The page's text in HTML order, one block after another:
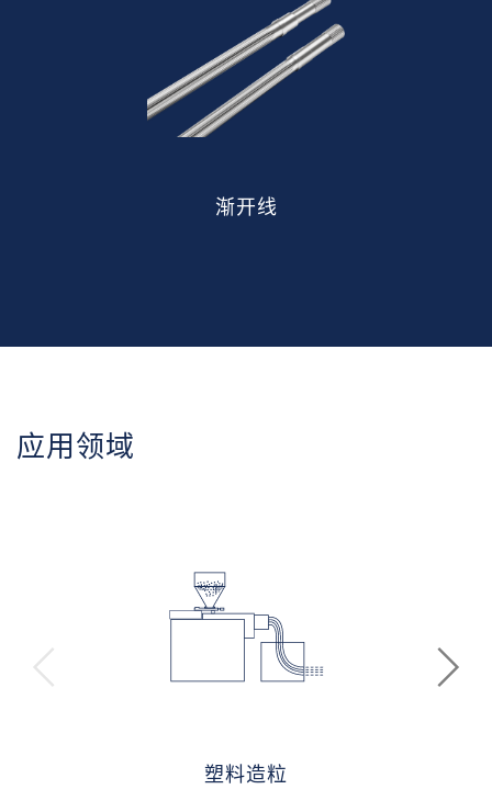
渐开线
应用领域
塑料造粒